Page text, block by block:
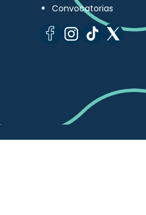
Convocatorias